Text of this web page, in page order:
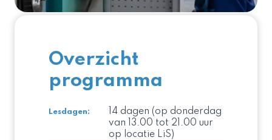
Overzicht
programma
Lesdagen:
14 dagen (op donderdag
van 13.00 tot 21.00 uur
op locatie LiS)